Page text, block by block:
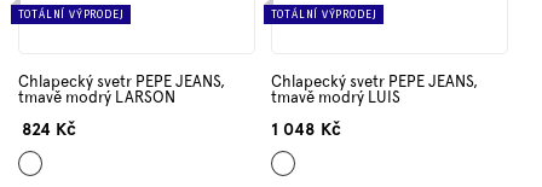
TOTÁLNÍ VÝPRODEJ
Chlapecký svetr PEPE JEANS,
tmavě modrý LARSON
824 Kč
Tmavě
modrá
TOTÁLNÍ VÝPRODEJ
Chlapecký svetr PEPE JEANS,
tmavě modrý LUIS
1 048 Kč
Tmavě
modrá